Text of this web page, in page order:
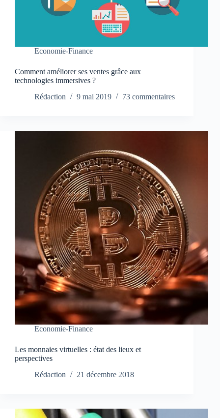
Economie-Finance
Comment améliorer ses ventes grâce aux
technologies immersives ?
Rédaction
9 mai 2019 73 commentaires
Economie-Finance
Les monnaies virtuelles : état des lieux et
perspectives
Rédaction
21 décembre 2018